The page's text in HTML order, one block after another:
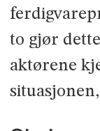
to gjør
aktørene